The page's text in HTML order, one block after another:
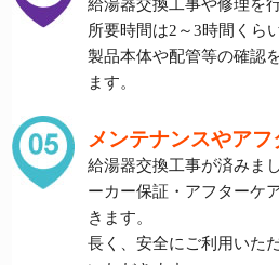
所要時間は2～3時間くら
製品本体や配管等の確認
ます。
メンテナンスやア
給湯器交換工事が済みま
ーカー保証・アフターケ
きます。
長く、安全にご利用いた